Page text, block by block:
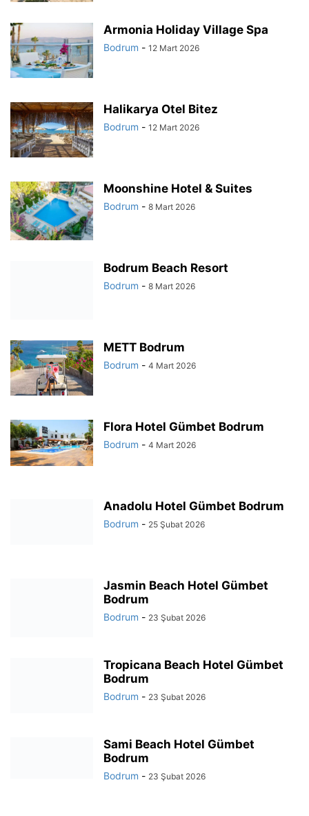
Armonia Holiday Village Spa
Bodrum - 12 Mart 2026
Halikarya Otel Bitez
Bodrum - 12 Mart 2026
Moonshine Hotel & Suites
Bodrum - 8 Mart 2026
Bodrum Beach Resort
Bodrum - 8 Mart 2026
METT Bodrum
Bodrum - 4 Mart 2026
Flora Hotel Gümbet Bodrum
Bodrum - 4 Mart 2026
Anadolu Hotel Gümbet Bodrum
Bodrum - 25 Şubat 2026
Jasmin Beach Hotel Gümbet
Bodrum
Bodrum - 23 Şubat 2026
Tropicana Beach Hotel Gümbet
Bodrum
Bodrum - 23 Şubat 2026
Sami Beach Hotel Gümbet
Bodrum
Bodrum - 23 Şubat 2026